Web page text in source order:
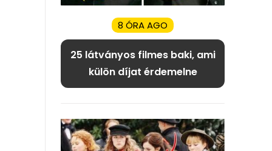
8 ÓRA AGO
25 látványos filmes baki, ami
külön díjat érdemelne